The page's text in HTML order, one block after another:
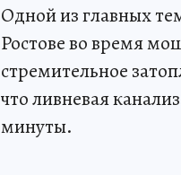
Одной из главных
Ростове во время
стремительное
что ливневая
минуты.